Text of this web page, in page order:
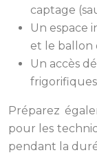
captage
Un espace
et le ballon
Un accès
Préparez
pour les
pendant la